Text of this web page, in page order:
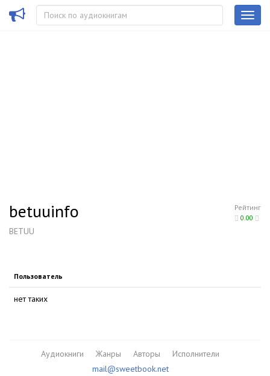
Рейтинг
0.00
betuuinfo
BETUU
Пользователь
нет таких
Аудиокниги Жанры Авторы
Исполнители
mail@sweetbook.net